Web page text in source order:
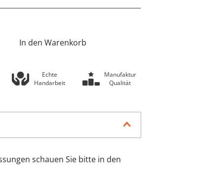
In den Warenkorb
Echte
Handarbeit
Manufaktur
Qualität
schauen Sie bitte in den